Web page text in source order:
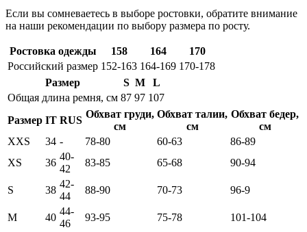
Если вы сомневаетесь в выборе ростовки, обратите внимание
на наши рекомендации по выбору размера по росту.
Ростовка одежды 158 164
170
Российский размер 152-163 164-169 170-178
Размер
S M
L
Общая длина ремня, см 87 97 107
Размер IT RUS
Обхват груди,
см
Обхват талии,
см
Обхват бедер,
см
XXS
34 - 78-80 60-63
86-89
XS
36
40-
42
83-85 65-68 90-94
S 38
42-
44
88-90 70-73 96-9
M 40
44-
46
93-95 75-78 101-104